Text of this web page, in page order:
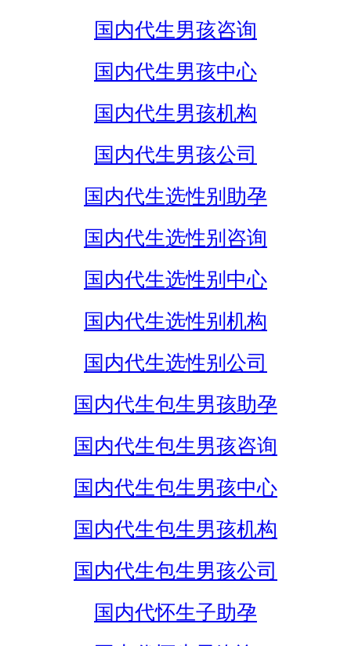
国内代生男孩咨询
国内代生男孩中心
国内代生男孩机构
国内代生男孩公司
国内代生选性别助孕
国内代生选性别咨询
国内代生选性别中心
国内代生选性别机构
国内代生选性别公司
国内代生包生男孩助孕
国内代生包生男孩咨询
国内代生包生男孩中心
国内代生包生男孩机构
国内代生包生男孩公司
国内代怀生子助孕